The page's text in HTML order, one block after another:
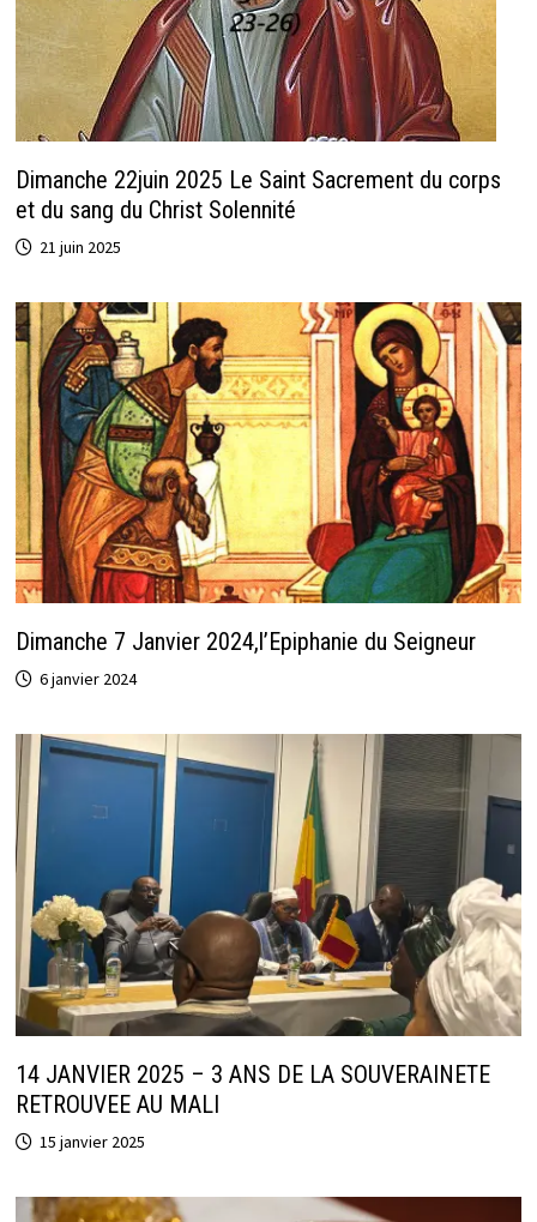
Dimanche 22juin 2025 Le Saint Sacrement du corps
et du sang du Christ Solennité
21 juin 2025
Dimanche 7 Janvier 2024,l’Epiphanie du Seigneur
6 janvier 2024
14 JANVIER 2025 – 3 ANS DE LA SOUVERAINETE
RETROUVEE AU MALI
15 janvier 2025